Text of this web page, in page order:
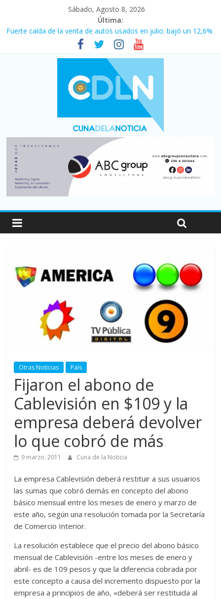
Sábado, Agosto 8, 2026
Última:
Fuerte caída de la venta de autos usados en julio: bajó un 12,6%
Central venció 1 a 0 al River de Coudet en el Monumental
La morosidad alcanzó su nivel más alto en dos décadas y ya
afecta a 400 mil deudores en Santa Fe
Desde que asumió Milei cerraron 41.000 kioscos: el sector
denuncia crisis como en 2001
Vacaciones de invierno con más movimiento y consumo
turístico: 4,6 millones de personas viajaron por el país, un 5,9%
Otras Noticias País
Fijaron el abono de
Cablevisión en $109 y la
empresa deberá devolver
lo que cobró de más
9 marzo, 2011 Cuna de la Noticia
La empresa Cablevisión deberá restituir a sus usuarios
las sumas que cobró demás en concepto del abono
básico mensual entre los meses de enero y marzo de
este año, según una resolución tomada por la Secretaría
de Comercio Interior.
La resolución establece que el precio del abono básico
mensual de Cablevisión -entre los meses de enero y
abril- es de 109 pesos y que la diferencia cobrada por
este concepto a causa del incremento dispuesto por la
empresa a principios de año, «deberá ser restituida al